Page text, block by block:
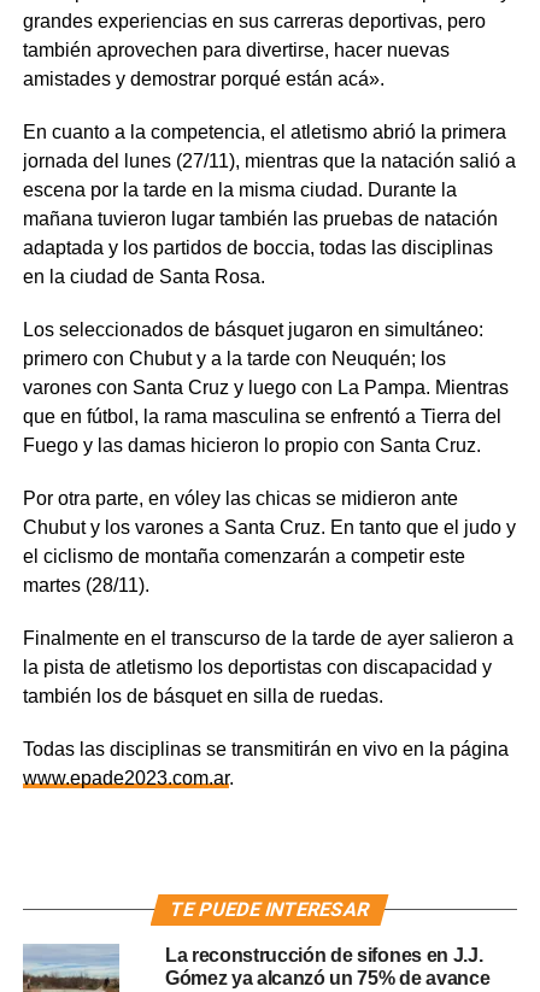
grandes experiencias en sus carreras deportivas, pero
también aprovechen para divertirse, hacer nuevas
amistades y demostrar porqué están acá».
En cuanto a la competencia, el atletismo abrió la primera
jornada del lunes (27/11), mientras que la natación salió a
escena por la tarde en la misma ciudad. Durante la
mañana tuvieron lugar también las pruebas de natación
adaptada y los partidos de boccia, todas las disciplinas
en la ciudad de Santa Rosa.
Los seleccionados de básquet jugaron en simultáneo:
primero con Chubut y a la tarde con Neuquén; los
varones con Santa Cruz y luego con La Pampa. Mientras
que en fútbol, la rama masculina se enfrentó a Tierra del
Fuego y las damas hicieron lo propio con Santa Cruz.
Por otra parte, en vóley las chicas se midieron ante
Chubut y los varones a Santa Cruz. En tanto que el judo y
el ciclismo de montaña comenzarán a competir este
martes (28/11).
Finalmente en el transcurso de la tarde de ayer salieron a
la pista de atletismo los deportistas con discapacidad y
también los de básquet en silla de ruedas.
Todas las disciplinas se transmitirán en vivo en la página
www.epade2023.com.ar.
TE PUEDE INTERESAR
La reconstrucción de sifones en J.J.
Gómez ya alcanzó un 75% de avance